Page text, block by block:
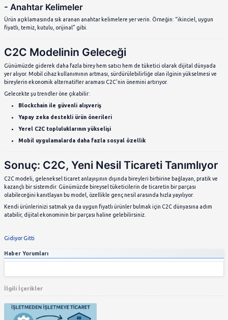
Ürün ilanları kolayca yayımlanabilir.
Platform
Özellikleri
Sahibinden.com
İlan bazlı; emlak, araç, ikinci el eşya
Letgo
Mobil odaklı; hızlı yükleme ve
Dolap
Facebook MarketplaceSosyal medya entegrasyonu, bölgesel
Gerekenler
1. Güvenlik
Tanımadığınız kişilerle alışveriş yaparken dikkatli olun. Yüz
2. Detaylı İlan Açıklamaları
İlanınızda ürünün durumu, kullanım süresi, varsa kusurlar ve
3. Etkili İletişim
Alıcılarla nazik ve açıklayıcı şekilde iletişim kurmak satış